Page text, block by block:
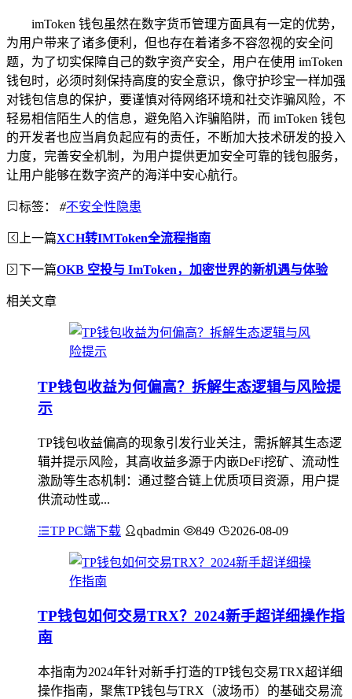
imToken 钱包虽然在数字货币管理方面具有一定的优势，
为用户带来了诸多便利，但也存在着诸多不容忽视的安全问
题，为了切实保障自己的数字资产安全，用户在使用 imToken
钱包时，必须时刻保持高度的安全意识，像守护珍宝一样加强
对钱包信息的保护，要谨慎对待网络环境和社交诈骗风险，不
轻易相信陌生人的信息，避免陷入诈骗陷阱，而 imToken 钱包
的开发者也应当肩负起应有的责任，不断加大技术研发的投入
力度，完善安全机制，为用户提供更加安全可靠的钱包服务，
让用户能够在数字资产的海洋中安心航行。
标签： #不安全性隐患
上一篇XCH转IMToken全流程指南
下一篇OKB 空投与 ImToken，加密世界的新机遇与体验
相关文章
TP钱包收益为何偏高？拆解生态逻辑与风险提
示
TP钱包收益偏高的现象引发行业关注，需拆解其生态逻
辑并提示风险，其高收益多源于内嵌DeFi挖矿、流动性
激励等生态机制：通过整合链上优质项目资源，用户提
供流动性或...
TP PC端下载 qbadmin 849 2026-08-09
TP钱包如何交易TRX？2024新手超详细操作指
南
本指南为2024年针对新手打造的TP钱包交易TRX超详细
操作指南，聚焦TP钱包与TRX（波场币）的基础交易流